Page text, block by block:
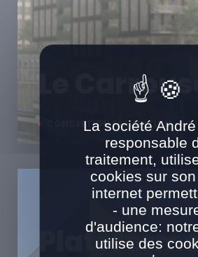
CONCEPTION RÉALISATION
Le
Plateforme
La société André
responsable
traitement,
cookies sur
internet
- une
d'audience:
utilise des